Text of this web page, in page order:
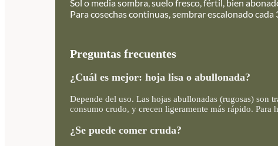
Sol o media sombra, suelo fresco, fértil, bien
Para cosechas continuas, sembrar escalonado
Preguntas frecuentes
¿Cuál es mejor: hoja lisa o abullonada?
Depende del uso. Las hojas abullonadas (rugosas)
consumo crudo, y crecen ligeramente más rápido. Para
¿Se puede comer cruda?